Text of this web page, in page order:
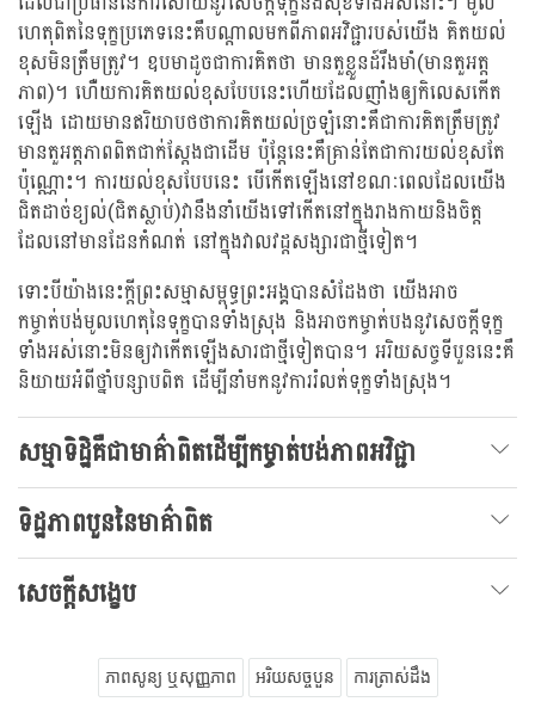
ហេតុពិតនៃទុក្ខប្រភេទនេះគឺបណ្តាលមកពីភាពអវិជ្ជារបស់យើង គិតយល់
ខុសមិនត្រឹមត្រូវ។ ឧបមាដូចជាការគិតថា មានតួខ្លួនដ៍រឹងមាំ(មានតួអត្ត
ភាព)។ ហើ់យការគិតយល់ខុសបែបនេះហើយដែលញាំងឲ្យកិលេសកើត
ឡើង ដោយមានឥរិយាបថថាការគិតយល់ច្រឡំនោះគឺជាការគិតត្រឹមត្រូវ
មានតួអត្តភាពពិតជាក់ស្តែងជាដើម ប៉ុន្តែនេះគឺគ្រាន់តែជាការយល់ខុសតែ
ប៉ុណ្ណោះ។ ការយល់ខុសបែបនេះ បើកើតឡើងនៅខណៈពេលដែលយើង
ជិតដាច់ខ្យល់(ជិតស្លាប់)វានឺងនាំយើងទៅកើតនៅក្នុងរាងកាយនិងចិត្ត
ដែលនៅមានដែនកំណត់ នៅក្នុងវាលវដ្តសង្សារជាថ្មីទៀត។
ទោះបីយ៉ាងនេះក្តីព្រះសម្មាសម្ពុទ្ធព្រះអង្គបានសំដែងថា យើងអាច
កម្ចាត់បង់មូលហេតុនៃទុក្ខបានទាំងស្រុង និងអាចកម្ចាត់បងនូវសេចក្តីទុក្ខ
ទាំងអស់នោះមិនឲ្យវាកើតឡើងសារជាថ្មីទៀតបាន។ អរិយសច្ចទីបួននេះគឺ
និយាយអំពីថ្នាំបន្សាបពិត ដើម្បីនាំមកនូវការរំលត់ទុក្ខទាំងស្រុង។
សម្មាទិដ្ឋិគឺជាមាគ៌ាពិតដើម្បីកម្ចាត់បង់ភាពអវិជ្ជា
ទិដ្ឋភាពបួននៃមាគ៌ាពិត
សេចក្តីសង្ខេប
ភាពសូន្យ ឬសុញ្ញភាព អរិយសច្ចបួន ការត្រាស់ដឹង